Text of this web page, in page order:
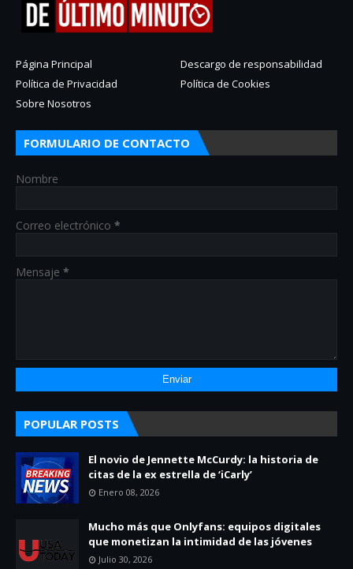
Página Principal
Descargo de responsabilidad
Política de Privacidad
Política de Cookies
Sobre Nosotros
FORMULARIO DE CONTACTO
Nombre
Correo electrónico *
Mensaje *
POPULAR POSTS
El novio de Jennette McCurdy: la historia de
citas de la ex estrella de ‘iCarly’
Enero 08, 2026
Mucho más que Onlyfans: equipos digitales
que monetizan la intimidad de las jóvenes
Julio 30, 2026